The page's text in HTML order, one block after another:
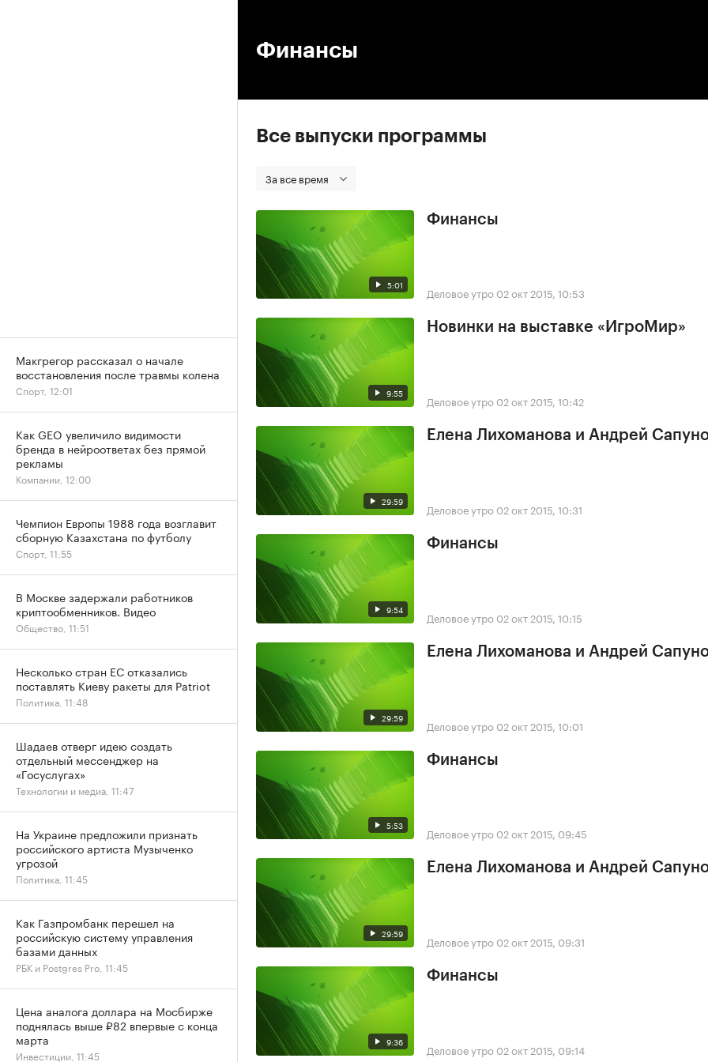
Финансы
Все выпуски программы
За все время
5:01
Финансы
Деловое утро 02 окт 2015, 10:53
9:55
Новинки на выставке «ИгроМир»
Деловое утро 02 окт 2015, 10:42
29:59
Елена Лихоманова и Андрей
Деловое утро 02 окт 2015, 10:31
9:54
Финансы
Деловое утро 02 окт 2015, 10:15
29:59
Елена Лихоманова и Андрей
Деловое утро 02 окт 2015, 10:01
5:53
Финансы
Деловое утро 02 окт 2015, 09:45
29:59
Елена Лихоманова и Андрей
Деловое утро 02 окт 2015, 09:31
9:36
Финансы
Деловое утро 02 окт 2015, 09:14
Макгрегор рассказал о начале
восстановления после травмы колена
Спорт, 12:01
Как GEO увеличило видимости
бренда в нейроответах без прямой
рекламы
Компании, 12:00
Чемпион Европы 1988 года возглавит
сборную Казахстана по футболу
Спорт, 11:55
В Москве задержали работников
криптообменников. Видео
Общество, 11:51
Несколько стран ЕС отказались
поставлять Киеву ракеты для Patriot
Политика, 11:48
Шадаев отверг идею создать
отдельный мессенджер на
«Госуслугах»
Технологии и медиа, 11:47
На Украине предложили признать
российского артиста Музыченко
угрозой
Политика, 11:45
Как Газпромбанк перешел на
российскую систему управления
базами данных
РБК и Postgres Pro, 11:45
Цена аналога доллара на Мосбирже
поднялась выше ₽82 впервые с конца
марта
Инвестиции, 11:45